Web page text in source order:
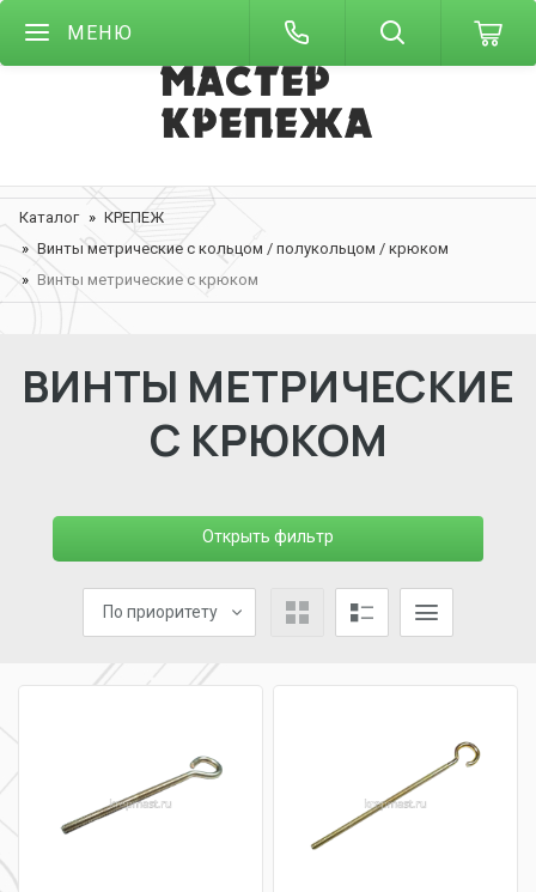
МЕНЮ
Каталог
КРЕПЕЖ
Винты метрические с кольцом / полукольцом / крюком
Винты метрические с крюком
ВИНТЫ МЕТРИЧЕСКИЕ
С КРЮКОМ
Открыть фильтр
По приоритету